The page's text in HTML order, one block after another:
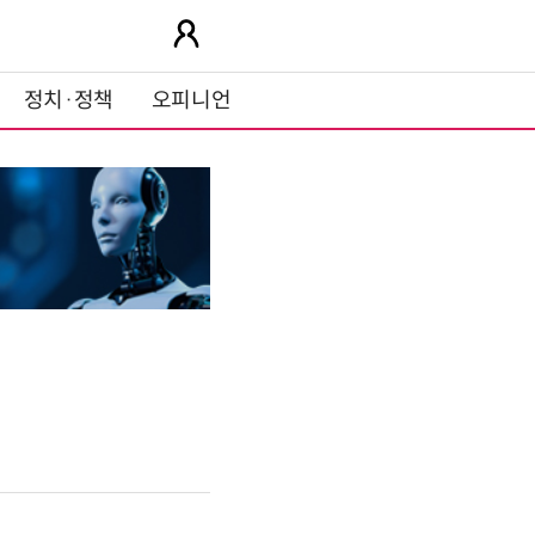
정치·정책 오피니언